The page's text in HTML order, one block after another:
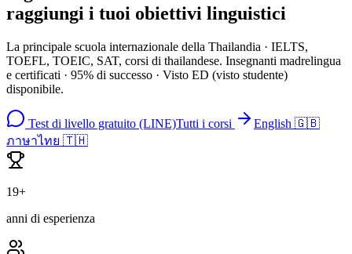
raggiungi i tuoi obiettivi linguistici
La principale scuola internazionale della Thailandia · IELTS,
TOEFL, TOEIC, SAT, corsi di thailandese. Insegnanti madrelingua
e certificati · 95% di successo · Visto ED (visto studente)
disponibile.
Test di livello gratuito (LINE)Tutti i corsi
English 🇬🇧
ภาษาไทย 🇹🇭
19+
anni di esperienza